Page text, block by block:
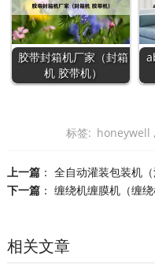
胶带封箱机厂家（封箱
机 胶带机）
标签: honeywell ,
上一篇： 全自动灌装包装机（
下一篇： 缠绕机缠膜机（缠绕
相关文章